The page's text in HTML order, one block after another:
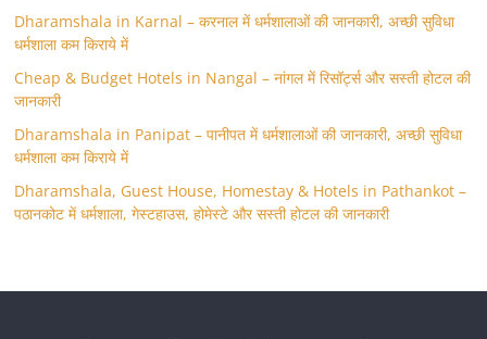
Dharamshala in Karnal – करनाल में धर्मशालाओं की जानकारी, अच्छी सुविधा
धर्मशाला कम किराये में
Cheap & Budget Hotels in Nangal – नांगल में रिसॉर्ट्स और सस्ती होटल की
जानकारी
Dharamshala in Panipat – पानीपत में धर्मशालाओं की जानकारी, अच्छी सुविधा
धर्मशाला कम किराये में
Dharamshala, Guest House, Homestay & Hotels in Pathankot –
पठानकोट में धर्मशाला, गेस्टहाउस, होमेस्टे और सस्ती होटल की जानकारी